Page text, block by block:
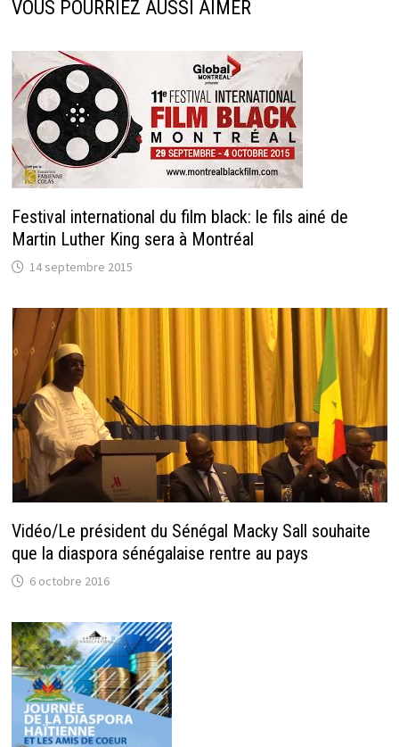
VOUS POURRIEZ AUSSI AIMER
Festival international du film black: le fils ainé de
Martin Luther King sera à Montréal
14 septembre 2015
Vidéo/Le président du Sénégal Macky Sall souhaite
que la diaspora sénégalaise rentre au pays
6 octobre 2016